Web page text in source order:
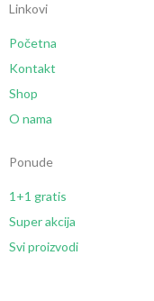
Linkovi
Početna
Kontakt
Shop
O nama
Ponude
1+1 gratis
Super akcija
Svi proizvodi